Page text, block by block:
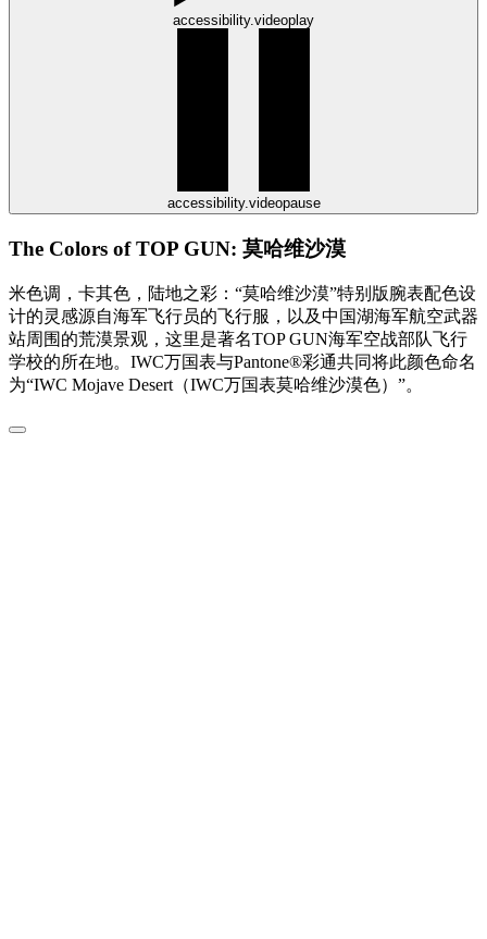
accessibility.videoplay
accessibility.videopause
The Colors of TOP GUN: 莫哈维沙漠
米色调，卡其色，陆地之彩：“莫哈维沙漠”特别版腕表配色设
计的灵感源自海军飞行员的飞行服，以及中国湖海军航空武器
站周围的荒漠景观，这里是著名TOP GUN海军空战部队飞行
学校的所在地。IWC万国表与Pantone®彩通共同将此颜色命名
为“IWC Mojave Desert（IWC万国表莫哈维沙漠色）”。